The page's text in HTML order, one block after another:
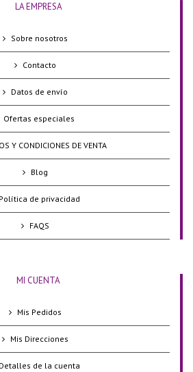
LA EMPRESA
Sobre nosotros
Contacto
Datos de envío
Ofertas especiales
Y CONDICIONES DE VENTA
Blog
Política de privacidad
FAQS
MI CUENTA
Mis Pedidos
Mis Direcciones
Detalles de la cuenta